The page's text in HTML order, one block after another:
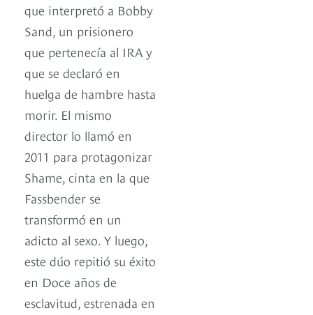
que interpretó a Bobby
Sand, un prisionero
que pertenecía al IRA y
que se declaró en
huelga de hambre hasta
morir. El mismo
director lo llamó en
2011 para protagonizar
Shame, cinta en la que
Fassbender se
transformó en un
adicto al sexo. Y luego,
este dúo repitió su éxito
en Doce años de
esclavitud, estrenada en